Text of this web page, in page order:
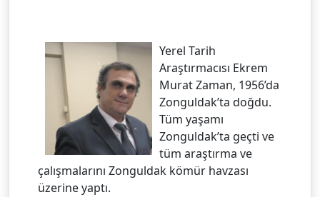
Yerel Tarih
Araştırmacısı Ekrem
Murat Zaman, 1956’da
Zonguldak’ta doğdu.
Tüm yaşamı
Zonguldak’ta geçti ve
tüm araştırma ve
çalışmalarını Zonguldak kömür havzası
üzerine yaptı.